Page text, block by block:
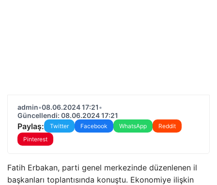
admin•08.06.2024 17:21•
Güncellendi: 08.06.2024 17:21
Paylaş: Twitter Facebook WhatsApp
Reddit
Pinterest
Fatih Erbakan, parti genel merkezinde düzenlenen il
başkanları toplantısında konuştu. Ekonomiye ilişkin